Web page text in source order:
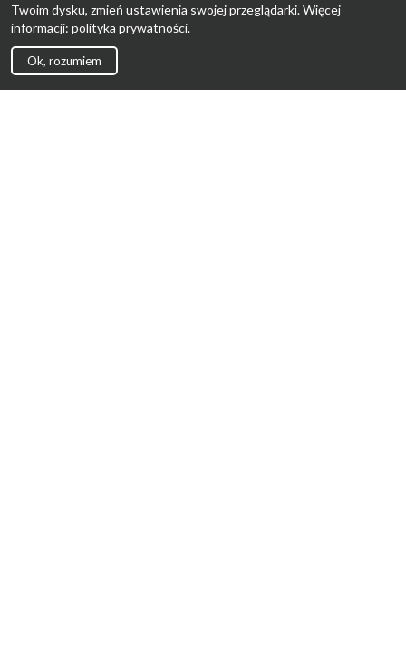
Twoim dysku, zmień ustawienia swojej przeglądarki. Więcej
informacji: polityka prywatności.
Ok, rozumiem